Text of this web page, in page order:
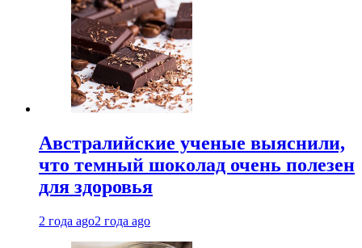
Австралийские ученые выяснили,
что темный шоколад очень полезен
для здоровья
2 года ago2 года ago